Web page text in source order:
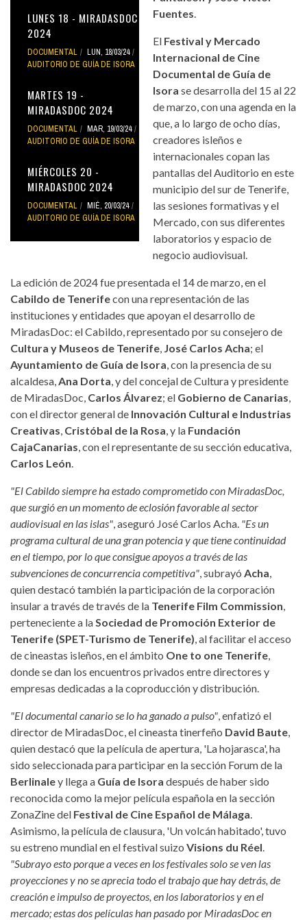
LUNES 18 - MIRADASDOC
2024
DOCUMENTAL
LUN, 18/03/24
AUDITORIO DE GUÍA DE ISORA
MARTES 19 -
MIRADASDOC 2024
DOCUMENTAL
MAR, 19/03/24
AUDITORIO DE GUÍA DE ISORA
MIÉRCOLES 20 -
MIRADASDOC 2024
DOCUMENTAL
MIÉ, 20/03/24
AUDITORIO DE GUÍA DE ISORA
Fuentes.
El Festival y Mercado
Internacional de Cine
Documental de Guía de
Isorase desarrolla del 15 al 22
de marzo, con una agenda en la
que, a lo largo de ocho días,
creadores isleños e
internacionales copan las
pantallas del Auditorio en este
municipio del sur de Tenerife,
las sesiones formativas y el
Mercado, con sus diferentes
laboratorios y espacio de
negocio audiovisual.
La edición de 2024 fue presentada el 14 de marzo, en el
Cabildo de Tenerifecon una representación de las
instituciones y entidades que apoyan el desarrollo de
MiradasDoc: el Cabildo, representado por su consejero de
Cultura y Museos de Tenerife, José Carlos Acha; el
Ayuntamiento de Guía de Isora, con la presencia de su
alcaldesa,Ana Dorta, y del concejal de Cultura y presidente
de MiradasDoc, Carlos Álvarez; el Gobierno de Canarias,
con el director general de Innovación Cultural e Industrias
Creativas, Cristóbal de la Rosa, y la Fundación
CajaCanarias, con el representante de su sección educativa,
Carlos León.
"El Cabildo siempre ha estado comprometido con MiradasDoc,
que surgió en un momento de eclosión favorable al sector
audiovisual en las islas", aseguró José Carlos Acha. "Es un
programa cultural de una gran potencia y que tiene continuidad
en el tiempo, por lo que consigue apoyos a través de las
subvenciones de concurrencia competitiva", subrayó Acha,
quien destacó también la participación de la corporación
insular a través de través de la Tenerife Film Commission,
perteneciente a laSociedad de Promoción Exterior de
Tenerife (SPET-Turismo de Tenerife), al facilitar el acceso
de cineastas isleños, en el ámbito One to one Tenerife,
donde se dan los encuentros privados entre directores y
empresas dedicadas a la coproducción y distribución.
"El documental canario se lo ha ganado a pulso", enfatizó el
director de MiradasDoc, el cineasta tinerfeño David Baute,
quien destacó que la película de apertura, 'La hojarasca', ha
sido seleccionada para participar en la sección Forum de la
Berlinaley llega a Guía de Isora después de haber sido
reconocida como la mejor película española en la sección
ZonaZine del Festival de Cine Español de Málaga.
Asimismo, la película de clausura, 'Un volcán habitado', tuvo
su estreno mundial en el festival suizo Visions du Réel.
"Subrayo esto porque a veces en los festivales solo se ven las
proyecciones y no se aprecia todo el trabajo que hay detrás, de
creación e impulso de proyectos, en los laboratorios y en el
mercado; estas dos películas han pasado por MiradasDoc en